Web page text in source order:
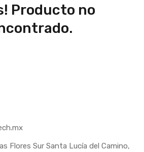
Producto no
Flores Sur Santa Lucía del Camino,